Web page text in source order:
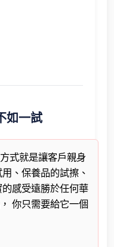
如一試
式就是讓客戶親身
、保養品的試擦、
感受遠勝於任何華
你只需要給它一個